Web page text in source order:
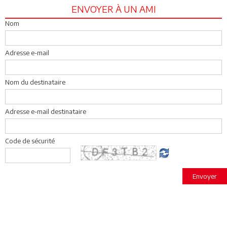
ENVOYER À UN AMI
Nom
Adresse e-mail
Nom du destinataire
Adresse e-mail destinataire
Code de sécurité
Envoyer